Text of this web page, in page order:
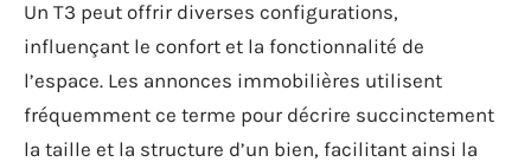
Un T3 peut offrir diverses configurations,
influençant le confort et la fonctionnalité de
l’espace. Les annonces immobilières utilisent
fréquemment ce terme pour décrire succinctement
la taille et la structure d’un bien, facilitant ainsi la